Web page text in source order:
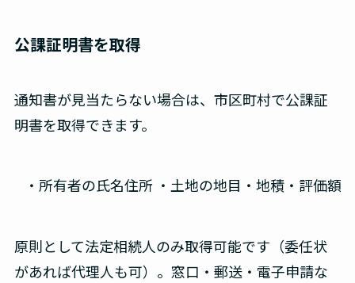
公課証明書を取得
通知書が見当たらない場合は、市区町村で公課証
明書を取得できます。
・所有者の氏名住所 ・土地の地目・地積・評価
原則として法定相続人のみ取得可能です（委任状
があれば代理人も可）。窓口・郵送・電子申請な